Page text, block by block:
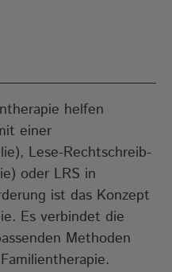
helfen
einer
Lese-Rechtschreib-
oder LRS in
ist das Konzept
Es verbindet die
Methoden